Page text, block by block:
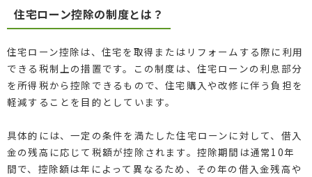
住宅ローン控除の制度とは？
住宅ローン控除は、住宅を取得またはリフォームする際に利用
できる税制上の措置です。この制度は、住宅ローンの利息部分
を所得税から控除できるもので、住宅購入や改修に伴う負担を
軽減することを目的としています。
具体的には、一定の条件を満たした住宅ローンに対して、借入
金の残高に応じて税額が控除されます。控除期間は通常10年
間で、控除額は年によって異なるため、その年の借入金残高や